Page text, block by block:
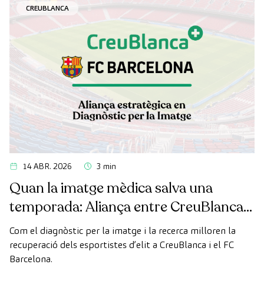
CREUBLANCA
14 ABR. 2026 3 min
Quan la imatge mèdica salva una
temporada: Aliança entre CreuBlanca i
el FC Barcelona
Com el diagnòstic per la imatge i la recerca milloren la
recuperació dels esportistes d’elit a CreuBlanca i el FC
Barcelona.